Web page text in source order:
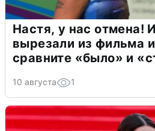
Настя, у нас отмена!
вырезали из фильма
сравните «было» и
10 августа 1